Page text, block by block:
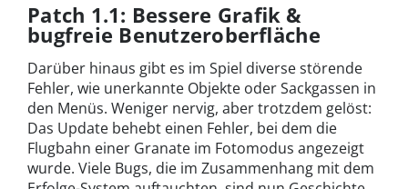
Patch 1.1: Bessere Grafik &
bugfreie Benutzeroberfläche
Darüber hinaus gibt es im Spiel diverse störende
Fehler, wie unerkannte Objekte oder Sackgassen in
den Menüs. Weniger nervig, aber trotzdem gelöst:
Das Update behebt einen Fehler, bei dem die
Flugbahn einer Granate im Fotomodus angezeigt
wurde. Viele Bugs, die im Zusammenhang mit dem